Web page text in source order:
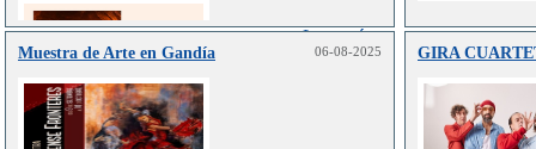
Leer más..
del Mercosur”.
La Presente
por el
Tecnología
Paraguay,
Muestra de Arte en Gandía 06-08-2025 GIRA